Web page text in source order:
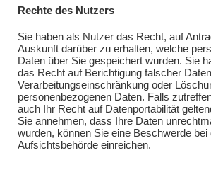
Rechte des Nutzers
Sie haben als Nutzer das Recht, auf
Auskunft darüber zu erhalten, welche
Daten über Sie gespeichert wurden. Sie
das Recht auf Berichtigung falscher
Verarbeitungseinschränkung oder
personenbezogenen Daten. Falls
auch Ihr Recht auf Datenportabilität
Sie annehmen, dass Ihre Daten
wurden, können Sie eine Beschwerde bei
Aufsichtsbehörde einreichen.